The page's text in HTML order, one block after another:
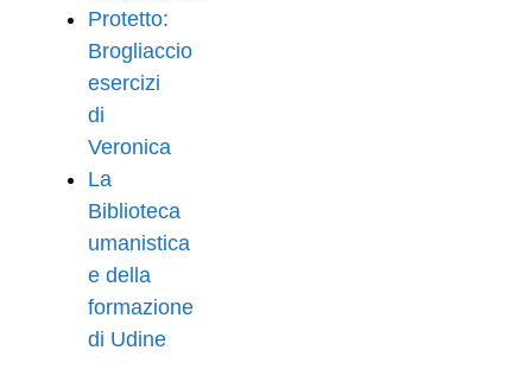
Protetto:
Brogliaccio
esercizi
di
Veronica
La
Biblioteca
umanistica
e della
formazione
di Udine